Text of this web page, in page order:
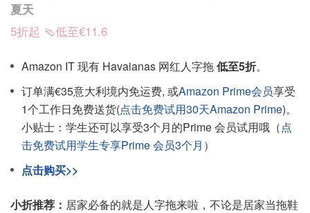
夏天
5折起 🩴低至€11.6
Amazon IT 现有 Havaianas 网红人字拖低至5折。
订单满€35意大利境内免运费, 或Amazon Prime会员享受
1个工作日免费送货(点击免费试用30天Amazon Prime)。
小贴士：学生还可以享受3个月的Prime 会员试用哦（点
击免费试用学生专享Prime 会员3个月 ）
点击购买>>
小折推荐： 居家必备的就是人字拖来啦，不论是居家当拖鞋